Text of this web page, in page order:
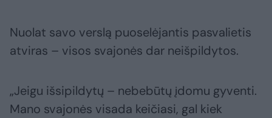
Nuolat savo verslą puoselėjantis pasvalietis
atviras – visos svajonės dar neišpildytos.
„Jeigu išsipildytų – nebebūtų įdomu gyventi.
Mano svajonės visada keičiasi, gal kiek